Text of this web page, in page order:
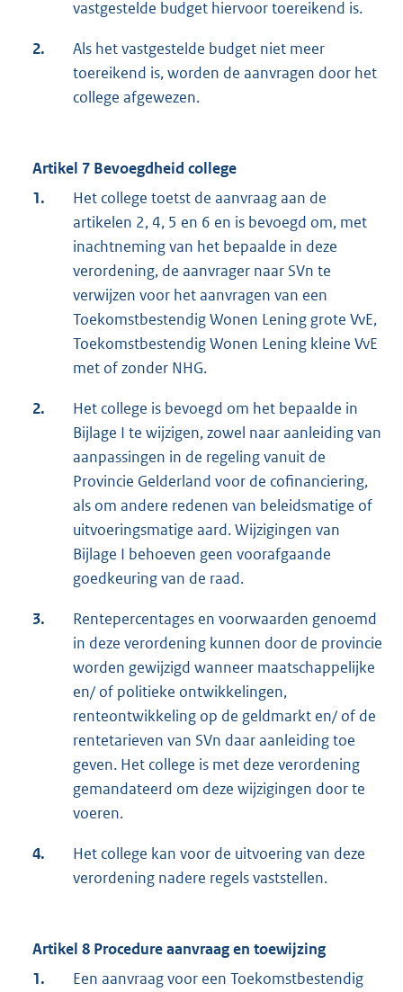
k
vastgestelde budget hiervoor toereikend is.
2.
Als het vastgestelde budget niet meer
toereikend is, worden de aanvragen door het
college afgewezen.
Artikel 7 Bevoegdheid college
1.
Het college toetst de aanvraag aan de
artikelen 2, 4, 5 en 6 en is bevoegd om, met
inachtneming van het bepaalde in deze
verordening, de aanvrager naar SVn te
verwijzen voor het aanvragen van een
Toekomstbestendig Wonen Lening grote VvE,
Toekomstbestendig Wonen Lening kleine VvE
met of zonder NHG.
2.
Het college is bevoegd om het bepaalde in
Bijlage I te wijzigen, zowel naar aanleiding van
aanpassingen in de regeling vanuit de
Provincie Gelderland voor de cofinanciering,
als om andere redenen van beleidsmatige of
uitvoeringsmatige aard. Wijzigingen van
Bijlage I behoeven geen voorafgaande
goedkeuring van de raad.
3.
Rentepercentages en voorwaarden genoemd
in deze verordening kunnen door de provincie
worden gewijzigd wanneer maatschappelijke
en/ of politieke ontwikkelingen,
renteontwikkeling op de geldmarkt en/ of de
rentetarieven van SVn daar aanleiding toe
geven. Het college is met deze verordening
gemandateerd om deze wijzigingen door te
voeren.
4.
Het college kan voor de uitvoering van deze
verordening nadere regels vaststellen.
Artikel 8 Procedure aanvraag en toewijzing
1.
Een aanvraag voor een Toekomstbestendig